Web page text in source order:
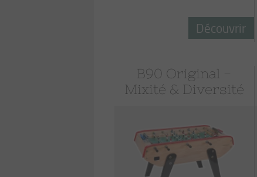
Découvrir
B90 Original -
Mixité & Diversité